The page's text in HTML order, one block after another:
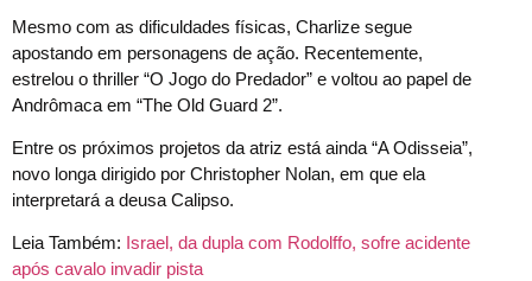
Mesmo com as dificuldades físicas, Charlize segue
apostando em personagens de ação. Recentemente,
estrelou o thriller “O Jogo do Predador” e voltou ao papel de
Andrômaca em “The Old Guard 2”.
Entre os próximos projetos da atriz está ainda “A Odisseia”,
novo longa dirigido por Christopher Nolan, em que ela
interpretará a deusa Calipso.
Leia Também: Israel, da dupla com Rodolffo, sofre acidente
após cavalo invadir pista